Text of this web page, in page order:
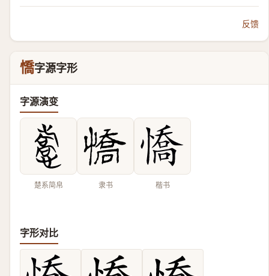
反馈
憍字源字形
字源演变
楚系简帛 隶书 楷书
字形对比